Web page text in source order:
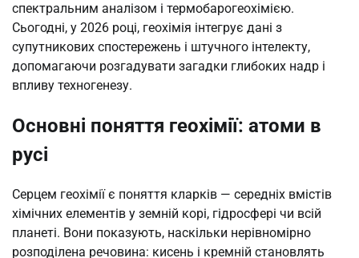
спектральним аналізом і термобарогеохімією.
Сьогодні, у 2026 році, геохімія інтегрує дані з
супутникових спостережень і штучного інтелекту,
допомагаючи розгадувати загадки глибоких надр і
впливу техногенезу.
Основні поняття геохімії: атоми в
русі
Серцем геохімії є поняття кларків — середніх вмістів
хімічних елементів у земній корі, гідросфері чи всій
планеті. Вони показують, наскільки нерівномірно
розподілена речовина: кисень і кремній становлять